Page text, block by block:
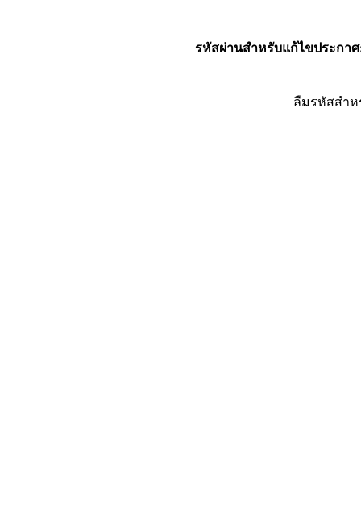
รหัสผ่านสำหรับแก้ไขประกาศ
ลืมรหัสสำ